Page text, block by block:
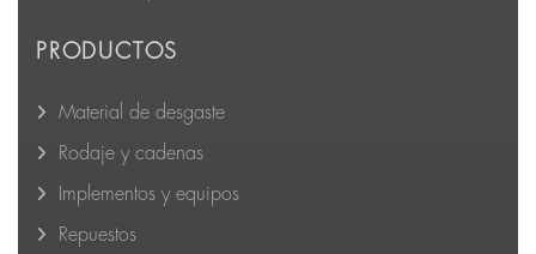
PRODUCTOS
Material de desgaste
Rodaje y cadenas
Implementos y equipos
Repuestos